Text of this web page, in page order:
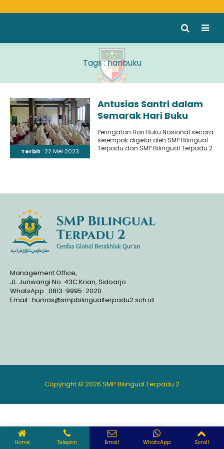
Tags : haribuku
Terbit : 22 Mei 2023
Antusias Santri dalam
Semarak Hari Buku
Nasional
Peringatan Hari Buku Nasional secara
serempak digelar oleh SMP Bilingual
Terpadu dan SMP Bilingual Terpadu 2
Management Office,
JL. Junwangi No. 43C Krian, Sidoarjo
WhatsApp : 0813-9995-2020
Email : humas@smpbilingualterpadu2.sch.id
Copyright © 2026 SMP Bilingual Terpadu 2
Home Telepon Email WhatsApp Scroll